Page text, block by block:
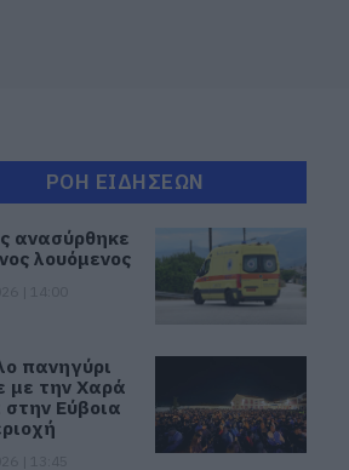
ΡΟΗ ΕΙΔΗΣΕΩΝ
ανασύρθηκε
λουόμενος
πανηγύρι
με την Χαρά
Εύβοια